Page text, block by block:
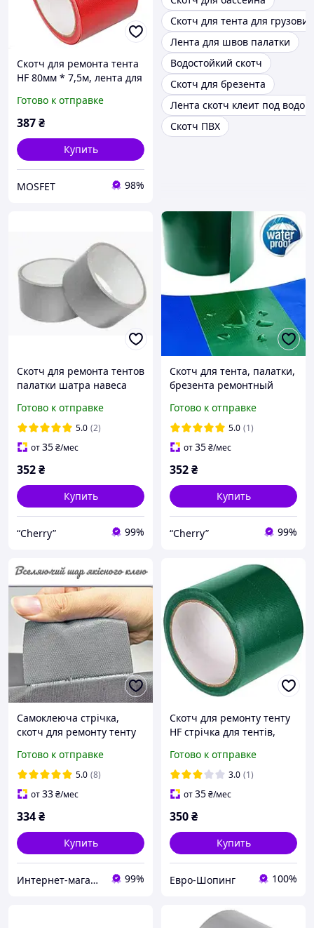
Скотч для ремонта тента
HF 80мм * 7,5м, лента для
и прорезиненных тканей,
красный
Готово к отправке
387₴
Купить
MOSFET 98%
Скотч для тента для
Лента для швов палатки
Водостойкий скотч
Скотч для брезента
Лента скотч клеит под водой
Скотч ПВХ
Скотч для ремонта тентов
палатки шатра навеса
Готово к отправке
5.0 (2)
от35₴/мес
352₴
Купить
“Cherry” 99%
Скотч для тента, палатки,
брезента ремонтный
Готово к отправке
5.0 (1)
от35₴/мес
352₴
Купить
“Cherry” 99%
Самоклеюча стрічка,
скотч для ремонту тенту
колір сірий
Готово к отправке
5.0 (8)
от33₴/мес
334₴
Купить
Интернет-магазин "VTRENDI" 99%
Скотч для ремонту тенту
HF стрічка для тентів,
зелений
Готово к отправке
3.0 (1)
от35₴/мес
350₴
Купить
Евро-Шопинг 100%